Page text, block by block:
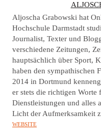
U
T
H
O
R
Aljoscha Grabowski hat
Hochschule Darmstadt
Journalist, Texter und
verschiedene Zeitungen,
hauptsächlich über Sport,
haben den sympathischen
2014 in Dortmund
er stets die richtigen Worte
Dienstleistungen und alles
Licht der Aufmerksamkeit
WEBSITE